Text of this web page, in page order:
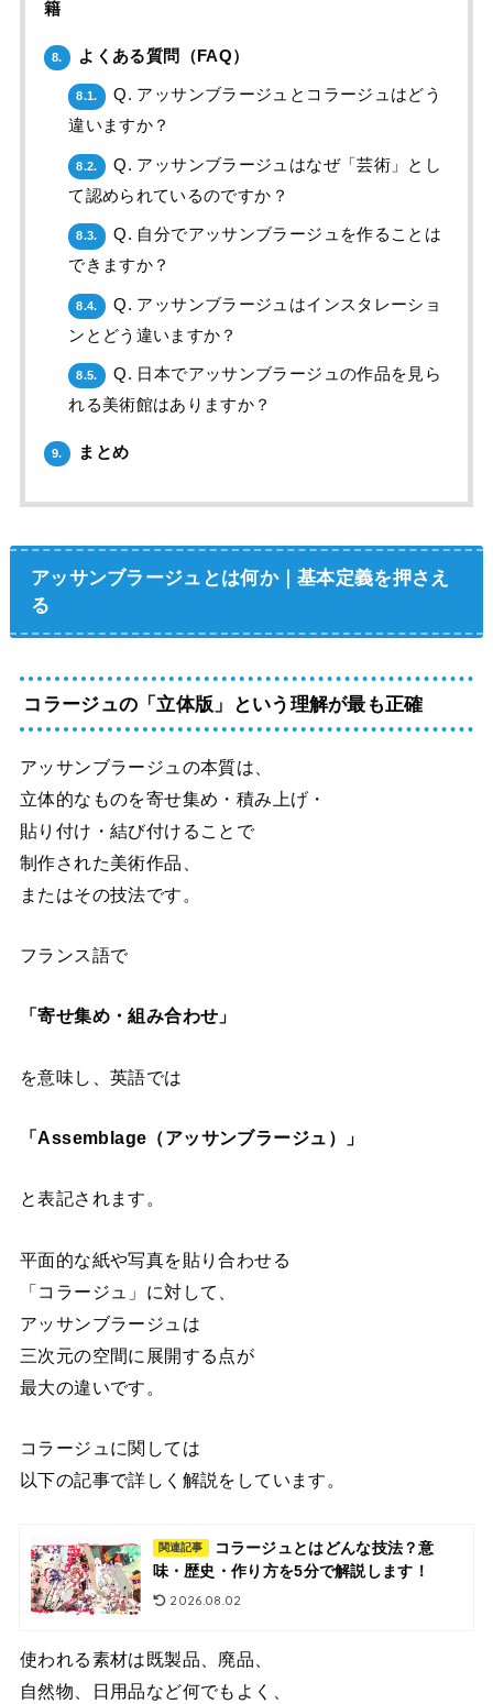
籍
8. よくある質問（FAQ）
8.1.
Q. アッサンブラージュとコラージュはどう
違いますか？
8.2.
Q. アッサンブラージュはなぜ「芸術」とし
て認められているのですか？
8.3.
Q. 自分でアッサンブラージュを作ることは
できますか？
8.4.
Q. アッサンブラージュはインスタレーショ
ンとどう違いますか？
8.5.
Q. 日本でアッサンブラージュの作品を見ら
れる美術館はありますか？
9. まとめ
アッサンブラージュとは何か｜基本定義を押さえ
る
コラージュの「立体版」という理解が最も正確
アッサンブラージュの本質は、
立体的なものを寄せ集め・積み上げ・
貼り付け・結び付けることで
制作された美術作品、
またはその技法です。
フランス語で
「寄せ集め・組み合わせ」
を意味し、英語では
「Assemblage（アッサンブラージュ）」
と表記されます。
平面的な紙や写真を貼り合わせる
「コラージュ」に対して、
アッサンブラージュは
三次元の空間に展開する点が
最大の違いです。
コラージュに関しては
以下の記事で詳しく解説をしています。
関連記事
コラージュとはどんな技法？意
味・歴史・作り方を5分で解説します！
2026.08.02
使われる素材は既製品、廃品、
自然物、日用品など何でもよく、